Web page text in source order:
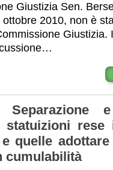
Giustizia Sen.
2010, non è
Giustizia.
Separazione
statuizioni rese
e quelle
cumulabilità